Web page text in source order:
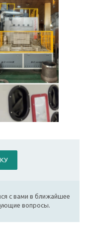
с вами в ближайшее
вопросы.